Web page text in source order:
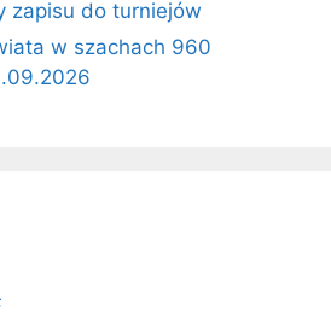
zapisu do turniejów
w szachach 960